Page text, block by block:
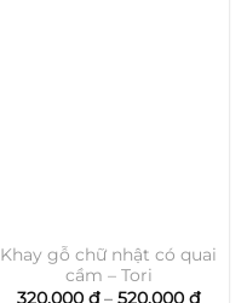
Khay gỗ chữ nhật có quai
cầm – Tori
320.000 ₫ – 520.000 ₫